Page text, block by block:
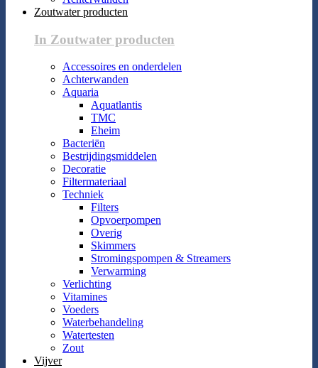
Zoutwater producten
In Zoutwater producten
Accessoires en onderdelen
Achterwanden
Aquaria
Aquatlantis
TMC
Eheim
Bacteriën
Bestrijdingsmiddelen
Decoratie
Filtermateriaal
Techniek
Filters
Opvoerpompen
Overig
Skimmers
Stromingspompen & Streamers
Verwarming
Verlichting
Vitamines
Voeders
Waterbehandeling
Watertesten
Zout
Vijver